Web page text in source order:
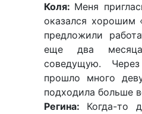
Коля: Меня
оказался хорошим
предложили
еще два
соведущую.
прошло много
подходила больше
Регина: Когда-то